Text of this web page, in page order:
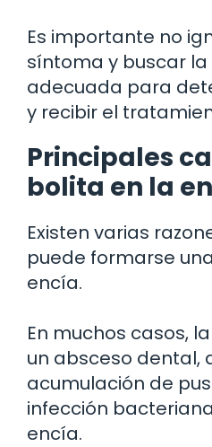
Es importante no
síntoma y buscar
adecuada para
y recibir el
Principales
bolita en la
Existen varias
puede formarse
encía.
En muchos casos,
un absceso dental,
acumulación de
infección
encía.